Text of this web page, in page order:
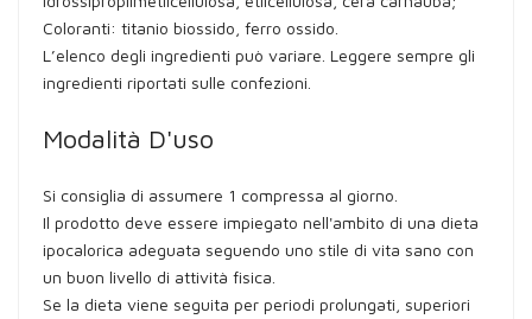
Coloranti: titanio biossido, ferro ossido.
L’elenco degli ingredienti può variare. Leggere sempre gli
ingredienti riportati sulle confezioni.
Modalità D'uso
Si consiglia di assumere 1 compressa al giorno.
Il prodotto deve essere impiegato nell'ambito di una dieta
ipocalorica adeguata seguendo uno stile di vita sano con
un buon livello di attività fisica.
Se la dieta viene seguita per periodi prolungati, superiori